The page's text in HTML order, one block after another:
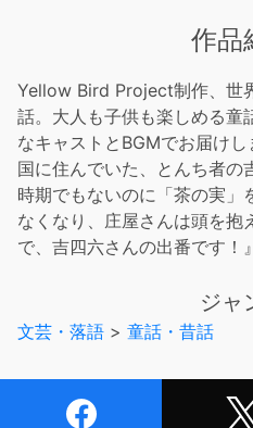
作品
Yellow Bird Project制作、世
話。大人も子供も楽しめる童
なキャストとBGMでお届け
国に住んでいた、とんち者の
時期でもないのに「茶の実」
なくなり、庄屋さんは頭を抱
で、吉四六さんの出番です！』
ジャ
文芸・落語 > 童話・昔話